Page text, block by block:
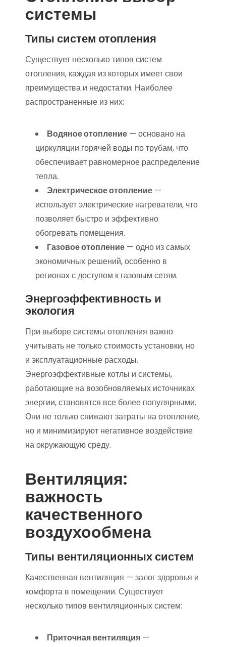
системы
Типы систем отопления
Существует несколько типов систем
отопления, каждая из которых имеет свои
преимущества и недостатки. Наиболее
распространенные из них:
Водяное отопление — основано на
циркуляции горячей воды по трубам, что
обеспечивает равномерное распределение
тепла.
Электрическое отопление —
использует электрические нагреватели, что
позволяет быстро и эффективно
обогревать помещения.
Газовое отопление — одно из самых
экономичных решений, особенно в
регионах с доступом к газовым сетям.
Энергоэффективность и
экология
При выборе системы отопления важно
учитывать не только стоимость установки, но
и эксплуатационные расходы.
Энергоэффективные котлы и системы,
работающие на возобновляемых источниках
энергии, становятся все более популярными.
Они не только снижают затраты на отопление,
но и минимизируют негативное воздействие
на окружающую среду.
Вентиляция:
важность
качественного
воздухообмена
Типы вентиляционных систем
Качественная вентиляция — залог здоровья и
комфорта в помещении. Существует
несколько типов вентиляционных систем:
Приточная вентиляция —